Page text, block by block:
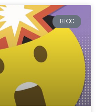
BLOG